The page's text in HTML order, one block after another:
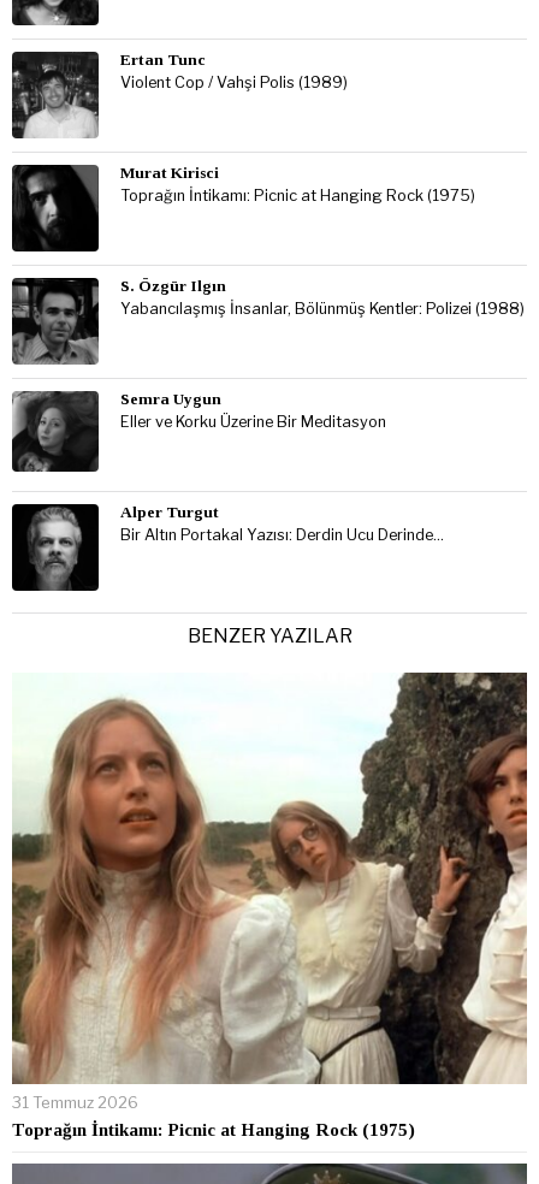
Ertan Tunc
Violent Cop / Vahşi Polis (1989)
Murat Kirisci
Toprağın İntikamı: Picnic at Hanging Rock (1975)
S. Özgür Ilgın
Yabancılaşmış İnsanlar, Bölünmüş Kentler: Polizei (1988)
Semra Uygun
Eller ve Korku Üzerine Bir Meditasyon
Alper Turgut
Bir Altın Portakal Yazısı: Derdin Ucu Derinde…
BENZER YAZILAR
31 Temmuz 2026
Toprağın İntikamı: Picnic at Hanging Rock (1975)